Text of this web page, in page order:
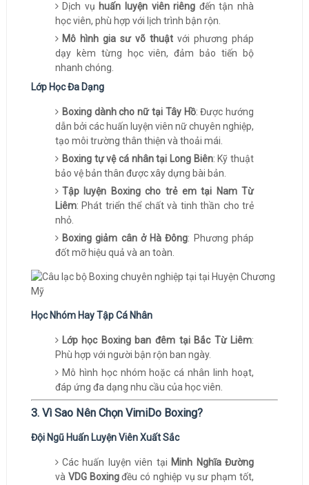
Dịch vụ huấn luyện viên riêng đến tận nhà
học viên, phù hợp với lịch trình bận rộn.
Mô hình gia sư võ thuật với phương pháp
dạy kèm từng học viên, đảm bảo tiến bộ
nhanh chóng.
Lớp Học Đa Dạng
Boxing dành cho nữ tại Tây Hồ: Được hướng
dẫn bởi các huấn luyện viên nữ chuyên nghiệp,
tạo môi trường thân thiện và thoải mái.
Boxing tự vệ cá nhân tại Long Biên: Kỹ thuật
bảo vệ bản thân được xây dựng bài bản.
Tập luyện Boxing cho trẻ em tại Nam Từ
Liêm: Phát triển thể chất và tinh thần cho trẻ
nhỏ.
Boxing giảm cân ở Hà Đông: Phương pháp
đốt mỡ hiệu quả và an toàn.
Học Nhóm Hay Tập Cá Nhân
Lớp học Boxing ban đêm tại Bắc Từ Liêm:
Phù hợp với người bận rộn ban ngày.
Mô hình học nhóm hoặc cá nhân linh hoạt,
đáp ứng đa dạng nhu cầu của học viên.
3. Vì Sao Nên Chọn VimiDo Boxing?
Đội Ngũ Huấn Luyện Viên Xuất Sắc
Các huấn luyện viên tại Minh Nghĩa Đường
và VDG Boxingđều có nghiệp vụ sư phạm tốt,